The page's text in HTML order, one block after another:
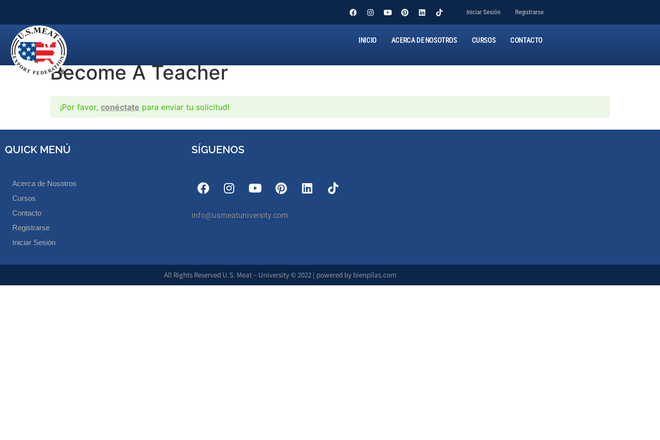
Iniciar Sesión Registrarse
INICIO ACERCA DE NOSOTROS CURSOS CONTACTO
Become A Teacher
¡Por favor, conéctate para enviar tu solicitud!
QUICK MENÚ
Acerca de Nosotros
Cursos
Contacto
Registrarse
Iniciar Sesión
SÍGUENOS
info@usmeatuniversity.com
All Rights Reserved U.S. Meat – University © 2022 | powered by bienpilas.com